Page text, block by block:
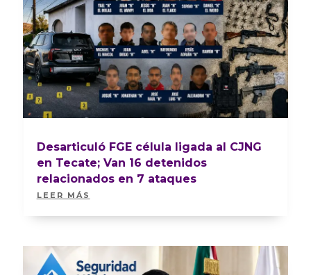
Desarticuló FGE célula ligada al CJNG
en Tecate; Van 16 detenidos
relacionados en 7 ataques
LEER MÁS